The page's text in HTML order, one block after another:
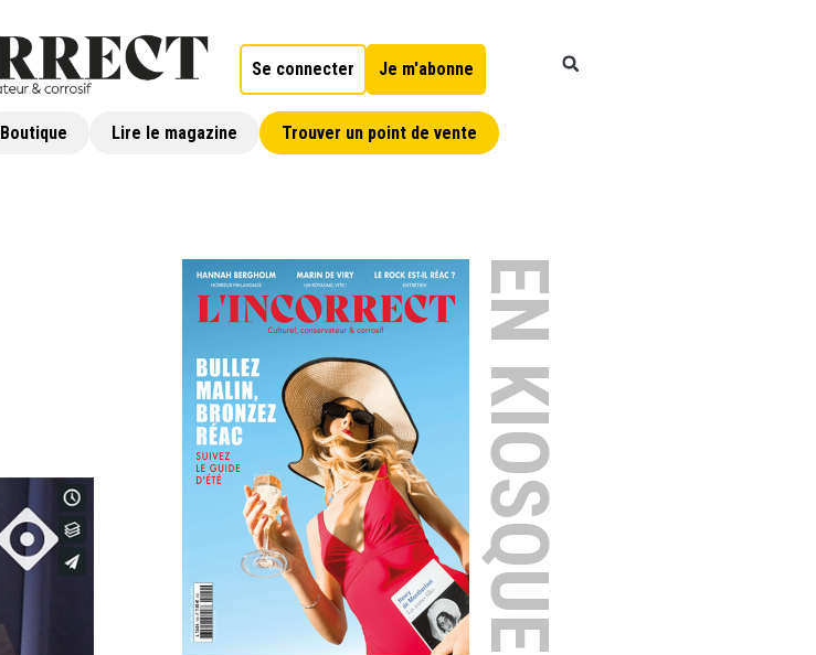
Se connecter Je m'abonne
Boutique Lire le magazine Trouver un point de vente
EN KIOSQUE